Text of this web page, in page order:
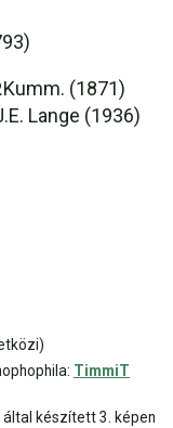
(1871)
Lange (1936)
TimmiT
készített 3. képen